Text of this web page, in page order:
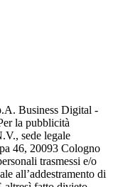
Business Digital -
la pubblicità
sede legale
46, 20093 Cologno
trasmessi e/o
all’addestramento di